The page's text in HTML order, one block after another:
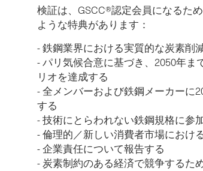
検証は、GSCC®認定会員になるた
ような特典があります：
- 鉄鋼業界における実質的な炭素削
- パリ気候合意に基づき、2050年ま
リオを達成する
- 全メンバーおよび鉄鋼メーカーに
する
- 技術にとらわれない鉄鋼規格に参
- 倫理的／新しい消費者市場におけ
- 企業責任について報告する
- 炭素制約のある経済で競争するた